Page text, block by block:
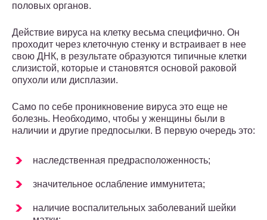
половых органов.
Действие вируса на клетку весьма специфично. Он
проходит через клеточную стенку и встраивает в нее
свою ДНК, в результате образуются типичные клетки
слизистой, которые и становятся основой раковой
опухоли или дисплазии.
Само по себе проникновение вируса это еще не
болезнь. Необходимо, чтобы у женщины были в
наличии и другие предпосылки. В первую очередь это:
наследственная предрасположенность;
значительное ослабление иммунитета;
наличие воспалительных заболеваний шейки